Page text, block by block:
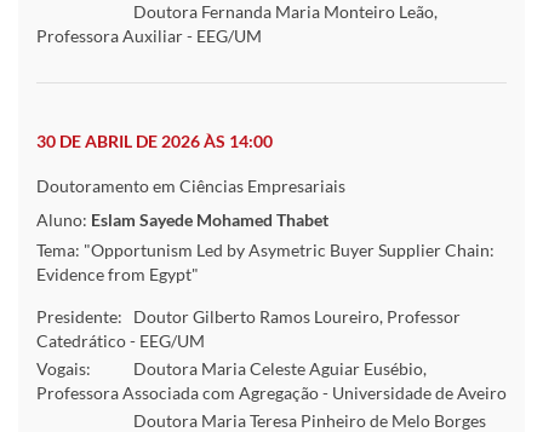
Doutora Fernanda Maria Monteiro Leão,
Professora Auxiliar - EEG/UM
30 DE ABRIL DE 2026 ÀS 14:00
Doutoramento em Ciências Empresariais
Aluno: Eslam Sayede Mohamed Thabet
Tema: "Opportunism Led by Asymetric Buyer Supplier Chain:
Evidence from Egypt"
Presidente:
Doutor Gilberto Ramos Loureiro, Professor
Catedrático - EEG/UM
Vogais:
Doutora Maria Celeste Aguiar Eusébio,
Professora Associada com Agregação - Universidade de Aveiro
Doutora Maria Teresa Pinheiro de Melo Borges